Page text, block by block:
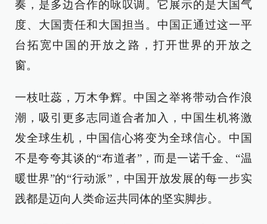
奏，是多边合作的咏叹调。它展示的是大国气
度、大国责任和大国担当。中国正通过这一平
台拓宽中国的开放之路，打开世界的开放之
窗。
一枝吐蕊，万木争辉。中国之举将带动合作浪
潮，吸引更多志同道合者加入，中国生机将激
发全球生机，中国信心将变为全球信心。中国
不是夸夸其谈的“布道者”，而是一诺千金、“温
暖世界”的“行动派”，中国开放发展的每一步实
践都是迈向人类命运共同体的坚实脚步。